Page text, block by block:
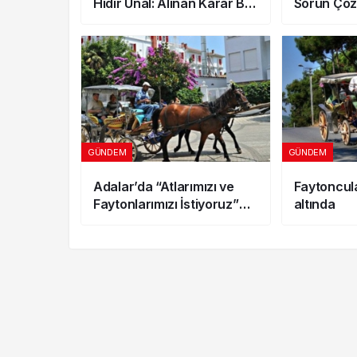
GÜNDEM
Adalar’da “Atlarımızı ve
Faytonlarımızı İstiyoruz”
GÜNDEM
altında